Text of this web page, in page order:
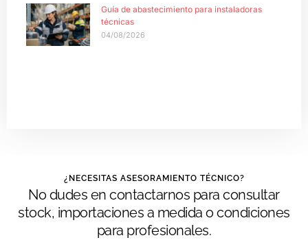
Guía de abastecimiento para instaladoras
técnicas
04/08/2026
¿NECESITAS ASESORAMIENTO TÉCNICO?
No dudes en contactarnos para consultar
stock, importaciones a medida o condiciones
para profesionales.